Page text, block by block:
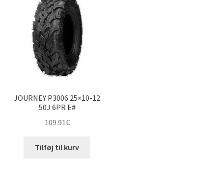
JOURNEY P3006 25×10-12
50J 6PR E#
109.91€
Tilføj til kurv